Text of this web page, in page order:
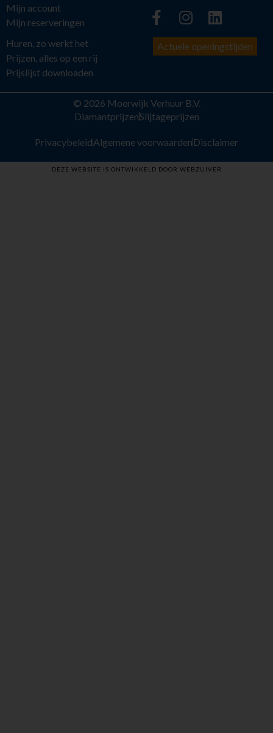
Mijn account
Mijn reserveringen
Huren, zo werkt het
Prijzen, alles op een rij
Prijslijst downloaden
Actuele openingstijden
© 2026 Moerwijk Verhuur B.V.
DiamantprijzenSlijtageprijzen
PrivacybeleidAlgemene voorwaarden Disclaimer
DEZE WEBSITE IS ONTWIKKELD DOOR WEBZUIVER